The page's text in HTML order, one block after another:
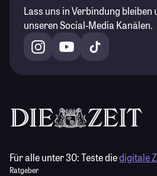
Lass uns in Verbindung bleiben
unseren Social-Media Kanälen.
Für alle unter 30:Teste diedigitale
Ratgeber